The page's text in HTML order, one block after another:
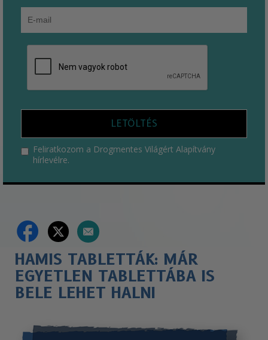
LETÖLTÉS
Feliratkozom a Drogmentes Világért Alapítvány
hírlevélre.
HAMIS TABLETTÁK: MÁR
EGYETLEN TABLETTÁBA IS
BELE LEHET HALNI